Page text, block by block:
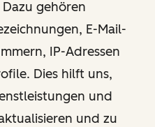
gehören
E-Mail-
IP-Adressen
Dies hilft uns,
und
und zu